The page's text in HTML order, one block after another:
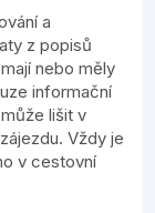
a
z popisů
nebo měly
informační
lišit v
Vždy je
v cestovní